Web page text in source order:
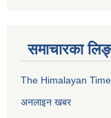
समाचारका
The Himalayan
अनलाइन खबर